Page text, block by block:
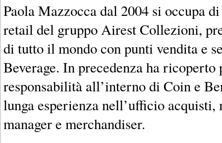
Paola Mazzocca dal 2004 si occupa
retail del gruppo Airest Collezioni,
di tutto il mondo con punti vendita e
Beverage. In precedenza ha
responsabilità all’interno di Coin e
lunga esperienza nell’ufficio acquisti,
manager e merchandiser.